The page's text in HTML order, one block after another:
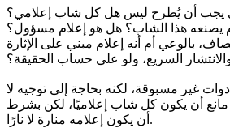
يجب أن يُطرح ليس هل كل شاب إعلامي؟
يصنعه هذا الشاب؟ هل هو إعلام مسؤول؟
بالوعي أم أنه إعلام مبني على الإثارة
السريع، ولو على حساب الحقيقة؟
غير مسبوقة، لكنه بحاجة إلى توجيه لا
مانع أن يكون كل شاب إعلاميًا، لكن بشرط
أن يكون إعلامه منارة لا نارًا.